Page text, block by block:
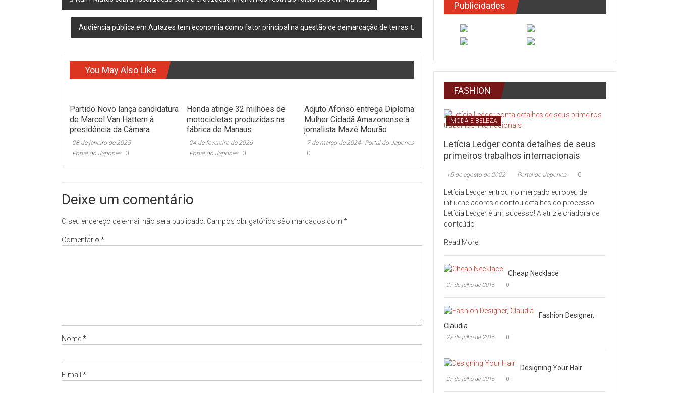
navigation
Audiência pública em Autazes tem economia como fator principal na questão de demarcação de terras
You May Also Like
Partido Novo lança candidatura
de Marcel Van Hattem à
presidência da Câmara
28 de janeiro de 2025
Portal do Japones
0
Honda atinge 32 milhões de
motocicletas produzidas na
fábrica de Manaus
24 de fevereiro de 2026
Portal do Japones
0
Adjuto Afonso entrega Diploma
Mulher Cidadã Amazonense à
jornalista Mazê Mourão
7 de março de 2024
Portal do Japones
0
Deixe um comentário
O seu endereço de e-mail não será publicado. Campos obrigatórios são marcados com *
Comentário *
Nome*
E-mail *
Publicidades
FASHION
MODA E BELEZA
Letícia Ledger conta detalhes de seus
primeiros trabalhos internacionais
15 de agosto de 2022 Portal do Japones 0
Letícia Ledger entrou no mercado europeu de
influenciadores e contou detalhes do processo
Letícia Ledger é um sucesso! A atriz e criadora de
conteúdo
Read More
Cheap Necklace
27 de julho de 2015 0
Fashion Designer,
Claudia
27 de julho de 2015 0
Designing Your Hair
27 de julho de 2015 0